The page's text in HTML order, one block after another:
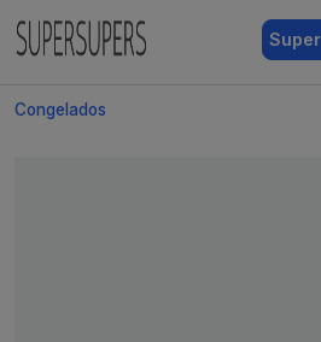
Super
Congelados